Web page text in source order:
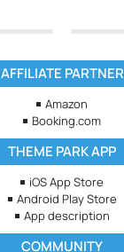
AFFILIATE PARTNER
Amazon
Booking.com
THEME PARK APP
iOS App Store
Android Play Store
App description
COMMUNITY